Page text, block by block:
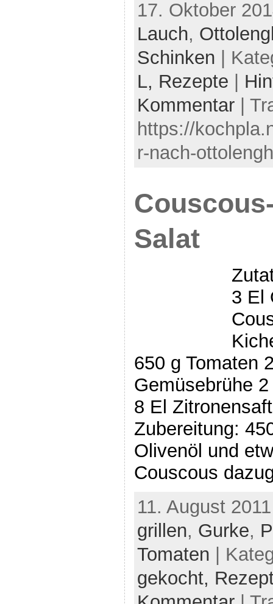
17. Oktober
Lauch,
Schinken |
L, Rezepte
Kommentar|
https://
r-nach-
Salat
3 El
650 g Tomaten
Gemüsebrühe
8 El
Zubereitung:
Olivenöl und
Couscous
11. August
grillen, Gurke,
Tomaten |
gekocht,